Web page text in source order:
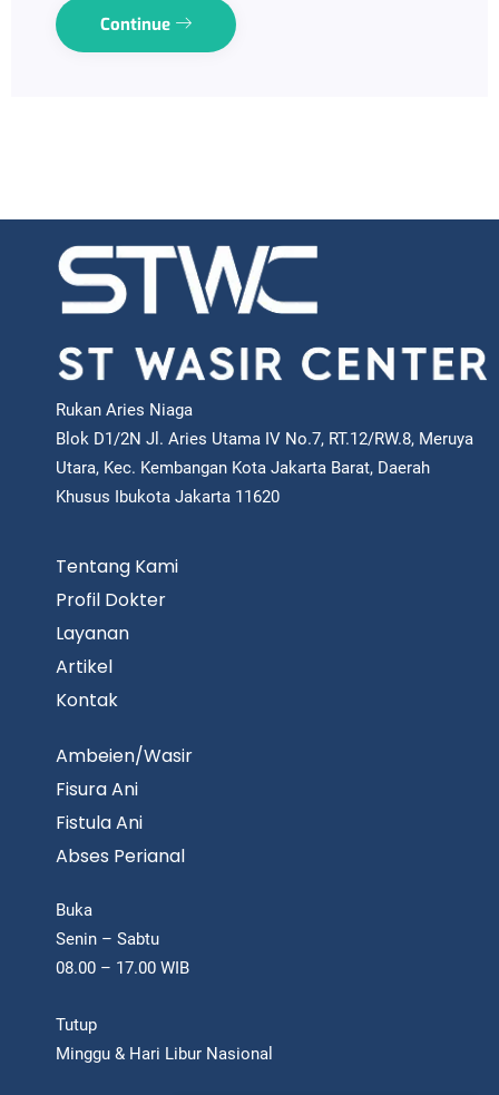
Continue
Rukan Aries Niaga
Blok D1/2N Jl. Aries Utama IV No.7, RT.12/RW.8, Meruya
Utara, Kec. Kembangan Kota Jakarta Barat, Daerah
Khusus Ibukota Jakarta 11620
Tentang Kami
Profil Dokter
Layanan
Artikel
Kontak
Ambeien/Wasir
Fisura Ani
Fistula Ani
Abses Perianal
Buka
Senin – Sabtu
08.00 – 17.00 WIB
Tutup
Minggu & Hari Libur Nasional